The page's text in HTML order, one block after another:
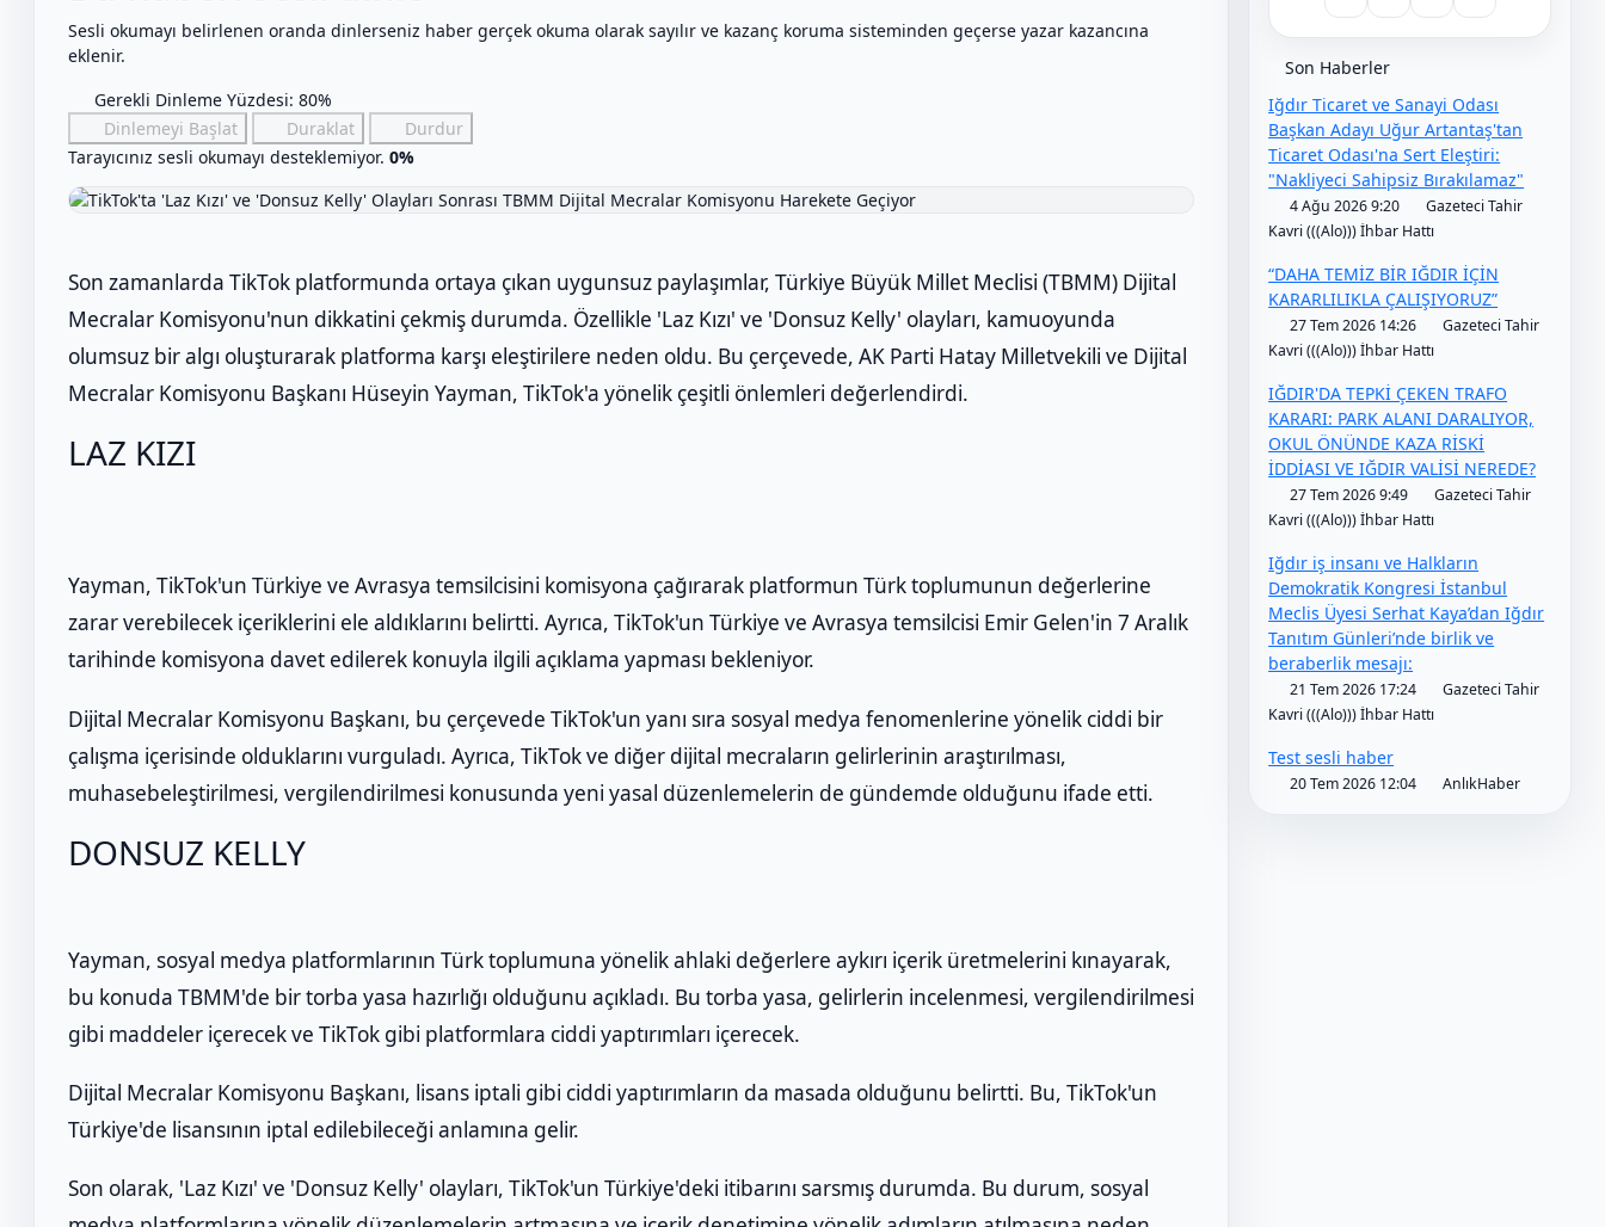
Sesli okumayı belirlenen oranda dinlerseniz haber gerçek okuma olarak sayılır ve kazanç koruma sisteminden geçerse yazar kazancına
eklenir.
Gerekli Dinleme Yüzdesi: 80%
Dinlemeyi Başlat
Duraklat
Durdur
Tarayıcınız sesli okumayı desteklemiyor. 0%
Son zamanlarda TikTok platformunda ortaya çıkan uygunsuz paylaşımlar, Türkiye Büyük Millet Meclisi (TBMM) Dijital
Mecralar Komisyonu'nun dikkatini çekmiş durumda. Özellikle 'Laz Kızı' ve 'Donsuz Kelly' olayları, kamuoyunda
olumsuz bir algı oluşturarak platforma karşı eleştirilere neden oldu. Bu çerçevede, AK Parti Hatay Milletvekili ve Dijital
Mecralar Komisyonu Başkanı Hüseyin Yayman, TikTok'a yönelik çeşitli önlemleri değerlendirdi.
LAZ KIZI
Yayman, TikTok'un Türkiye ve Avrasya temsilcisini komisyona çağırarak platformun Türk toplumunun değerlerine
zarar verebilecek içeriklerini ele aldıklarını belirtti. Ayrıca, TikTok'un Türkiye ve Avrasya temsilcisi Emir Gelen'in 7 Aralık
tarihinde komisyona davet edilerek konuyla ilgili açıklama yapması bekleniyor.
Dijital Mecralar Komisyonu Başkanı, bu çerçevede TikTok'un yanı sıra sosyal medya fenomenlerine yönelik ciddi bir
çalışma içerisinde olduklarını vurguladı. Ayrıca, TikTok ve diğer dijital mecraların gelirlerinin araştırılması,
muhasebeleştirilmesi, vergilendirilmesi konusunda yeni yasal düzenlemelerin de gündemde olduğunu ifade etti.
DONSUZ KELLY
Yayman, sosyal medya platformlarının Türk toplumuna yönelik ahlaki değerlere aykırı içerik üretmelerini kınayarak,
bu konuda TBMM'de bir torba yasa hazırlığı olduğunu açıkladı. Bu torba yasa, gelirlerin incelenmesi, vergilendirilmesi
gibi maddeler içerecek ve TikTok gibi platformlara ciddi yaptırımları içerecek.
Dijital Mecralar Komisyonu Başkanı, lisans iptali gibi ciddi yaptırımların da masada olduğunu belirtti. Bu, TikTok'un
Türkiye'de lisansının iptal edilebileceği anlamına gelir.
Son olarak, 'Laz Kızı' ve 'Donsuz Kelly' olayları, TikTok'un Türkiye'deki itibarını sarsmış durumda. Bu durum, sosyal
Son Haberler
Iğdır Ticaret ve Sanayi Odası
Başkan Adayı Uğur Artantaş'tan
Ticaret Odası'na Sert Eleştiri:
"Nakliyeci Sahipsiz Bırakılamaz"
4 Ağu 2026 9:20
Gazeteci Tahir
Kavri (((Alo))) İhbar Hattı
“DAHA TEMİZ BİR IĞDIR İÇİN
KARARLILIKLA ÇALIŞIYORUZ”
27 Tem 2026 14:26
Gazeteci Tahir
Kavri (((Alo))) İhbar Hattı
IĞDIR'DA TEPKİ ÇEKEN TRAFO
KARARI: PARK ALANI DARALIYOR,
OKUL ÖNÜNDE KAZA RİSKİ
İDDİASI VE IĞDIR VALİSİ NEREDE?
27 Tem 2026 9:49
Gazeteci Tahir
Kavri (((Alo))) İhbar Hattı
Iğdır iş insanı ve Halkların
Demokratik Kongresi İstanbul
Meclis Üyesi Serhat Kaya’dan Iğdır
Tanıtım Günleri’nde birlik ve
beraberlik mesajı:
21 Tem 2026 17:24
Gazeteci Tahir
Kavri (((Alo))) İhbar Hattı
Test sesli haber
20 Tem 2026 12:04 AnlıkHaber